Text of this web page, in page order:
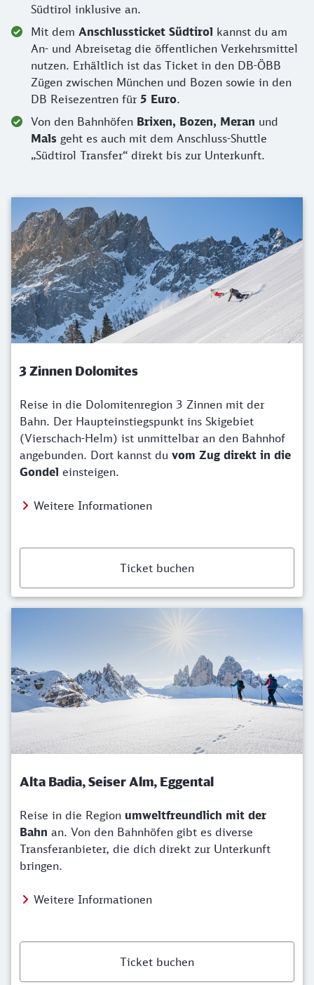
Südtirol inklusive an.
Mit dem Anschlussticket Südtirol kannst du am
An- und Abreisetag die öffentlichen Verkehrsmittel
nutzen. Erhältlich ist das Ticket in den DB-ÖBB
Zügen zwischen München und Bozen sowie in den
DB Reisezentren für 5 Euro.
Von den Bahnhöfen Brixen, Bozen, Meran und
Mals geht es auch mit dem Anschluss-Shuttle
„Südtirol Transfer“ direkt bis zur Unterkunft.
3 Zinnen Dolomites
Reise in die Dolomitenregion 3 Zinnen mit der
Bahn. Der Haupteinstiegspunkt ins Skigebiet
(Vierschach-Helm) ist unmittelbar an den Bahnhof
angebunden. Dort kannst du vom Zug direkt in die
Gondel einsteigen.
Weitere Informationen
Ticket buchen
Alta Badia, Seiser Alm, Eggental
Reise in die Region umweltfreundlich mit der
Bahn an. Von den Bahnhöfen gibt es diverse
Transferanbieter, die dich direkt zur Unterkunft
bringen.
Weitere Informationen
Ticket buchen